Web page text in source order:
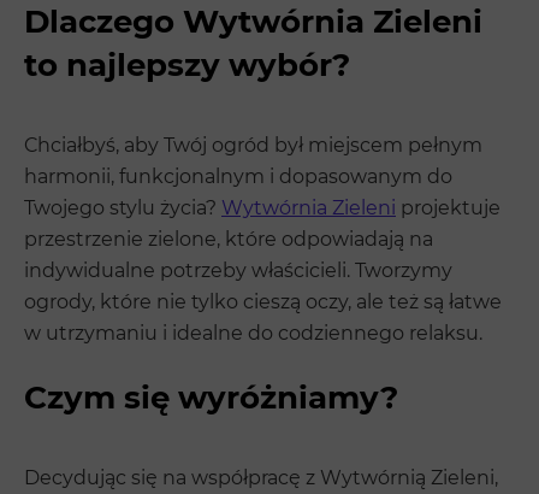
Dlaczego Wytwórnia Zieleni
to najlepszy wybór?
Chciałbyś, aby Twój ogród był miejscem pełnym
harmonii, funkcjonalnym i dopasowanym do
Twojego stylu życia? Wytwórnia Zieleni projektuje
przestrzenie zielone, które odpowiadają na
indywidualne potrzeby właścicieli. Tworzymy
ogrody, które nie tylko cieszą oczy, ale też są łatwe
w utrzymaniu i idealne do codziennego relaksu.
Czym się wyróżniamy?
Decydując się na współpracę z Wytwórnią Zieleni,